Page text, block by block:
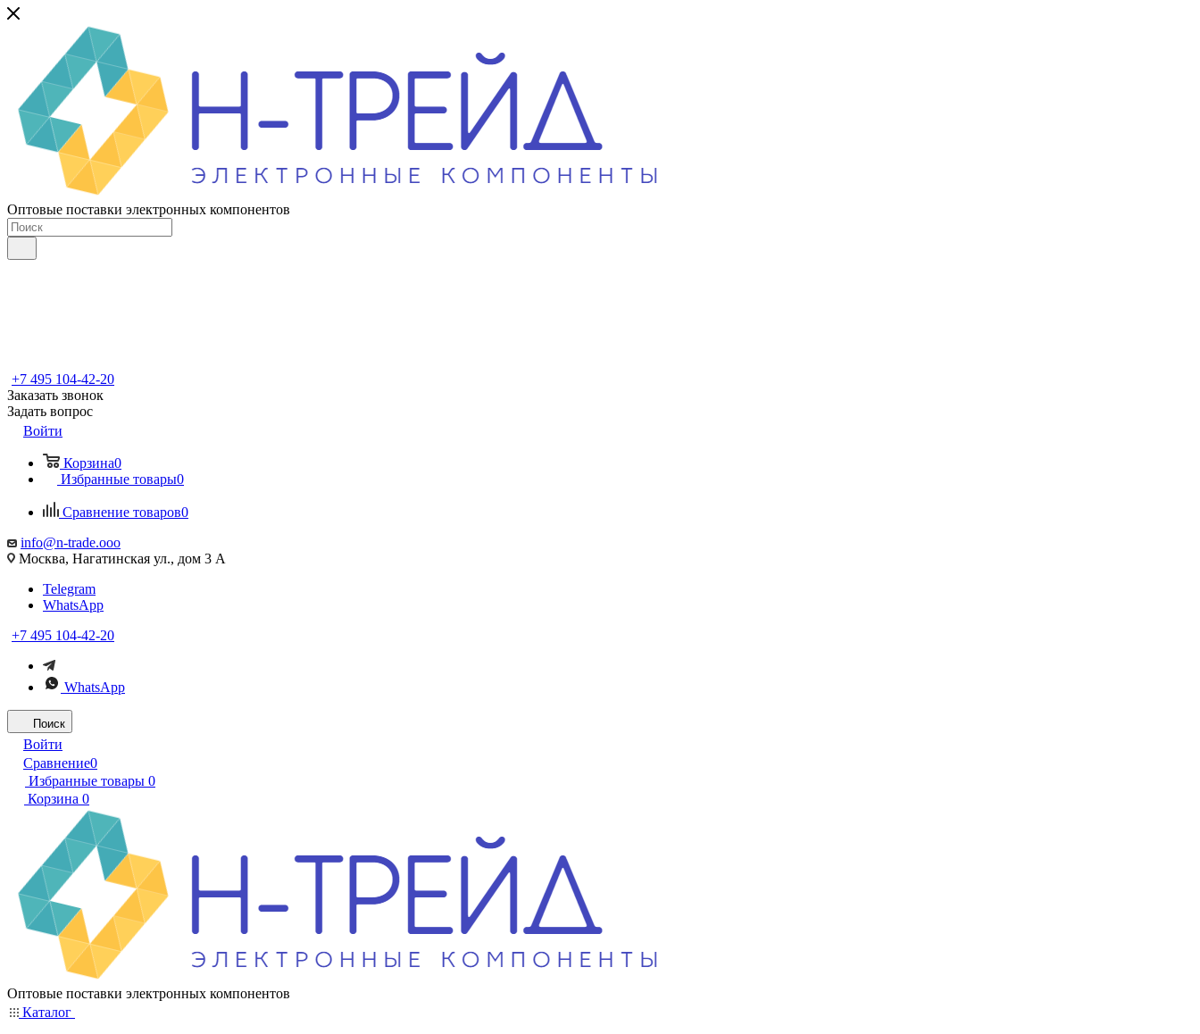
Оптовые поставки электронных компонентов
+7 495 104-42-20
Заказать звонок
Задать вопрос
Войти
Корзина0
Избранные товары0
Сравнение товаров0
info@n-trade.ooo
Москва, Нагатинская ул., дом 3 А
Telegram
WhatsApp
+7 495 104-42-20
WhatsApp
Поиск
Войти
Сравнение0
Избранные товары 0
Корзина 0
Оптовые поставки электронных компонентов
Каталог